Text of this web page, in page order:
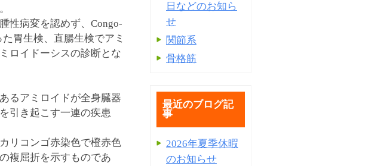
性病変を認めず、Congo-
胃生検、直腸生検でアミ
ロイドーシスの診断とな
るアミロイドが全身臓器
引き起こす一連の疾患
リコンゴ赤染色で橙赤色
複屈折を示すものであ
日などのお知ら
せ
関節系
骨格筋
最近のブログ記
事
2026年夏季休暇
のお知らせ